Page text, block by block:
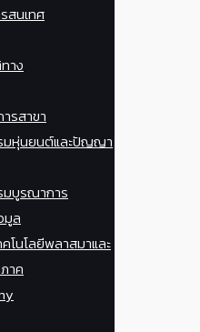
สนเทศ
าง
รสาขา
มหุ่นยนต์และปัญญา
มบูรณาการ
มูล
โนโลยีพลาสมาและ
าค